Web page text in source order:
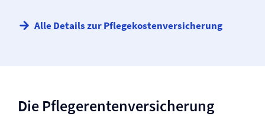
Alle Details zur Pflegekosten­versicherung
Die Pflegerenten­versicherung